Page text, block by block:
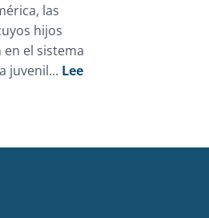
las
hijos
el sistema
juvenil... Lee